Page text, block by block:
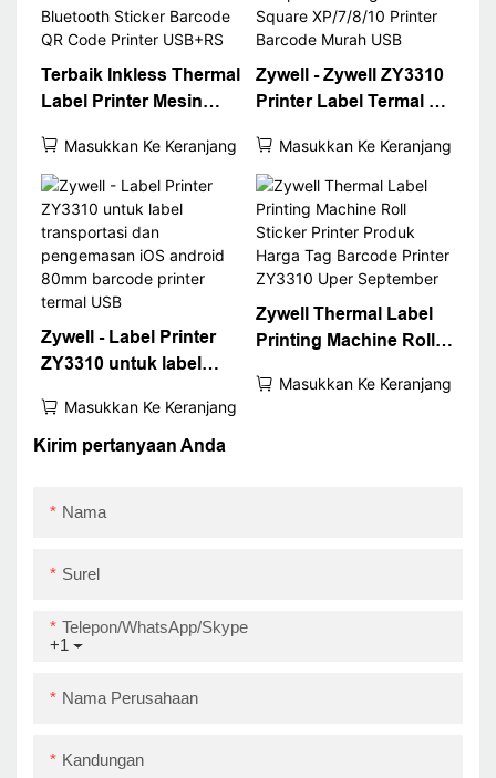
Terbaik Inkless Thermal
Label Printer Mesin
ZY3310 Bluetooth
Sticker Barcode QR
Code Printer USB+RS
Masukkan Ke Keranjang
Zywell - Zywell ZY3310
Printer Label Termal 3
dengan Win Square
XP/7/8/10 Printer
Barcode Murah USB
Masukkan Ke Keranjang
Zywell - Label Printer
ZY3310 untuk label
pengemasan iOS
android 80mm barcode
Masukkan Ke Keranjang
Zywell Thermal Label
Printing Machine Roll
Harga Tag Barcode
Masukkan Ke Keranjang
Kirim pertanyaan Anda
Nama
Surel
+1
Telepon/WhatsApp/Skype
Nama Perusahaan
Kandungan